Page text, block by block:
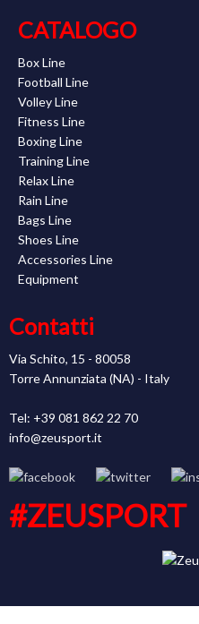
CATALOGO
Box Line
Football Line
Volley Line
Fitness Line
Boxing Line
Training Line
Relax Line
Rain Line
Bags Line
Shoes Line
Accessories Line
Equipment
Contatti
Via Schito, 15 - 80058
Torre Annunziata (NA) - Italy
Tel: +39 081 862 22 70
info@zeusport.it
#ZEUSPORT